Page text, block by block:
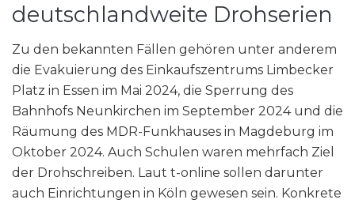
deutschlandweite Drohserien
Zu den bekannten Fällen gehören unter anderem
die Evakuierung des Einkaufszentrums Limbecker
Platz in Essen im Mai 2024, die Sperrung des
Bahnhofs Neunkirchen im September 2024 und die
Räumung des MDR-Funkhauses in Magdeburg im
Oktober 2024. Auch Schulen waren mehrfach Ziel
der Drohschreiben. Laut t-online sollen darunter
auch Einrichtungen in Köln gewesen sein. Konkrete